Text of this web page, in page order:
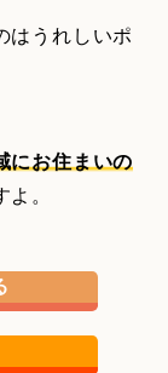
はうれしいポ
にお住まいの
よ。